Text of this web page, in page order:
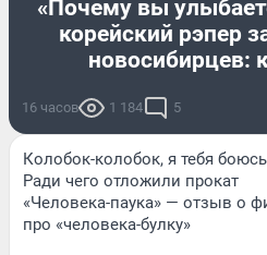
«Почему вы
корейский рэпер
новосибирцев:
16 часов 1 184 5
Колобок-колобок, я тебя
Ради чего отложили прокат
«Человека-паука» — отзыв о
про «человека-булку»